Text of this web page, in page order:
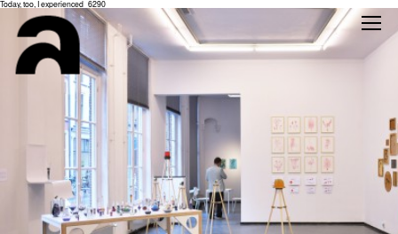
Today, too, I experienced_6290